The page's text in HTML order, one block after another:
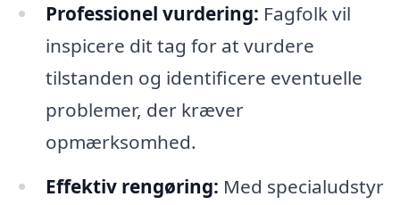
Professionel vurdering: Fagfolk vil
inspicere dit tag for at vurdere
tilstanden og identificere eventuelle
problemer, der kræver
opmærksomhed.
Effektiv rengøring: Med specialudstyr